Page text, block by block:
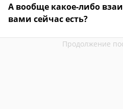
А вообще какое-либо
вами сейчас есть?